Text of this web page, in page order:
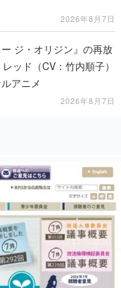
2026年8月7日
ー ジ・オリジン』の再放
ッド（CV：竹内順子）
アニメ
2026年8月7日